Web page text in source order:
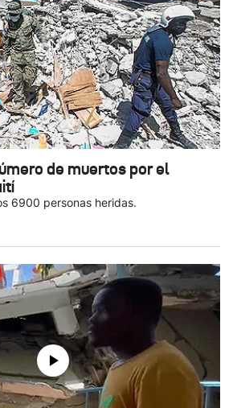
de muertos por el
6900 personas heridas.